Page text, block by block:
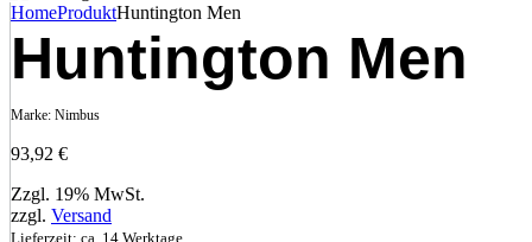
HomeProduktHuntington Men
Huntington Men
Marke: Nimbus
93,92 €
Zzgl. 19% MwSt.
zzgl. Versand
Lieferzeit: ca. 14 Werktage